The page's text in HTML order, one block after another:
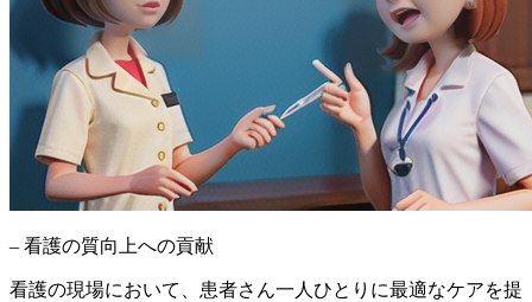
– 看護の質向上への貢献
看護の現場において、患者さん一人ひとりに最適なケアを提